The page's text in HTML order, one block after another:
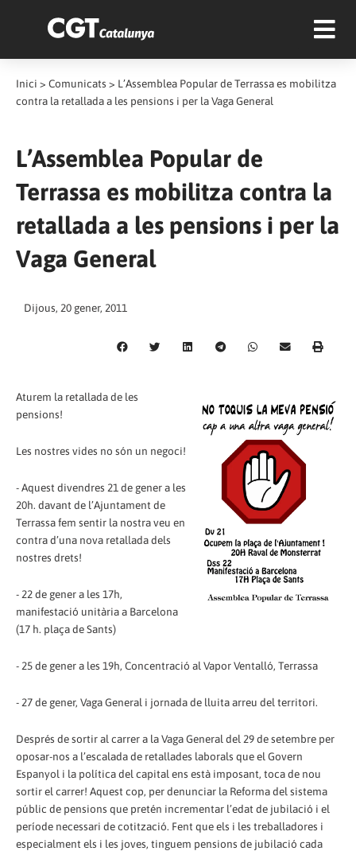
Inici > Comunicats > L’Assemblea Popular de Terrassa es mobilitza
contra la retallada a les pensions i per la Vaga General
L’Assemblea Popular de
Terrassa es mobilitza contra la
retallada a les pensions i per la
Vaga General
Dijous, 20 gener, 2011
Aturem la retallada de les
pensions!
Les nostres vides no són un negoci!
- Aquest divendres 21 de gener a les
20h. davant de l’Ajuntament de
Terrassa fem sentir la nostra veu en
contra d’una nova retallada dels
nostres drets!
- 22 de gener a les 17h,
manifestació unitària a Barcelona
(17 h. plaça de Sants)
- 25 de gener a les 19h, Concentració al Vapor Ventalló, Terrassa
- 27 de gener, Vaga General i jornada de lluita arreu del territori.
Després de sortir al carrer a la Vaga General del 29 de setembre per
oposar-nos a l’escalada de retallades laborals que el Govern
Espanyol i la política del capital ens està imposant, toca de nou
sortir el carrer! Aquest cop, per denunciar la Reforma del sistema
públic de pensions que pretén incrementar l’edat de jubilació i el
període necessari de cotització. Fent que els i les treballadores i
especialment els i les joves, tinguem pensions de jubilació cada